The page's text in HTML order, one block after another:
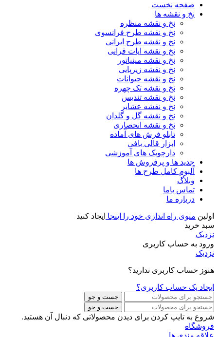
صفحه نخست
نخ و نقشه ها
نخ و نقشه منظره
نخ و نقشه طرح فرانسوی
نخ و نقشه طرح ایرانی
نخ و نقشه ایات قرانی
نخ و نقشه مینیاتور
نخ و نقشه زیرپایی
نخ و نقشه حیوانات
نخ و نقشه تک چهره
نخ و نقشه تندیس
نخ و نقشه عشایر
نخ و نقشه گل و گلدان
نخ و نقشه انحصاری
تابلو فرش های آماده
ابزار قالی بافی
دارچوبک های آموزشی
جدید ها و پرفروش ها
آلبوم کامل طرح ها
وبلاگ
تماس باما
درباره ما
اولین منوی راه اندازی خود را اینجا ایجاد کنید
سبد خرید
نزدیک
ورود به حساب کاربری
نزدیک
هنوز حساب کاربری ندارید؟
ایجاد یک حساب کاربری؟
جست و جو
جست و جو
شروع به تایپ کردن برای دیدن محصولاتی که دنبال آن هستید.
فروشگاه